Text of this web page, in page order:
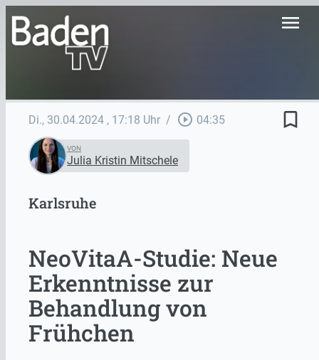
menu
Di., 30.04.2024 , 17:18 Uhr / play_circle_outline 04:35 bookmark_border
VON
Julia Kristin Mitschele
Karlsruhe
NeoVitaA-Studie: Neue
Erkenntnisse zur
Behandlung von
Frühchen